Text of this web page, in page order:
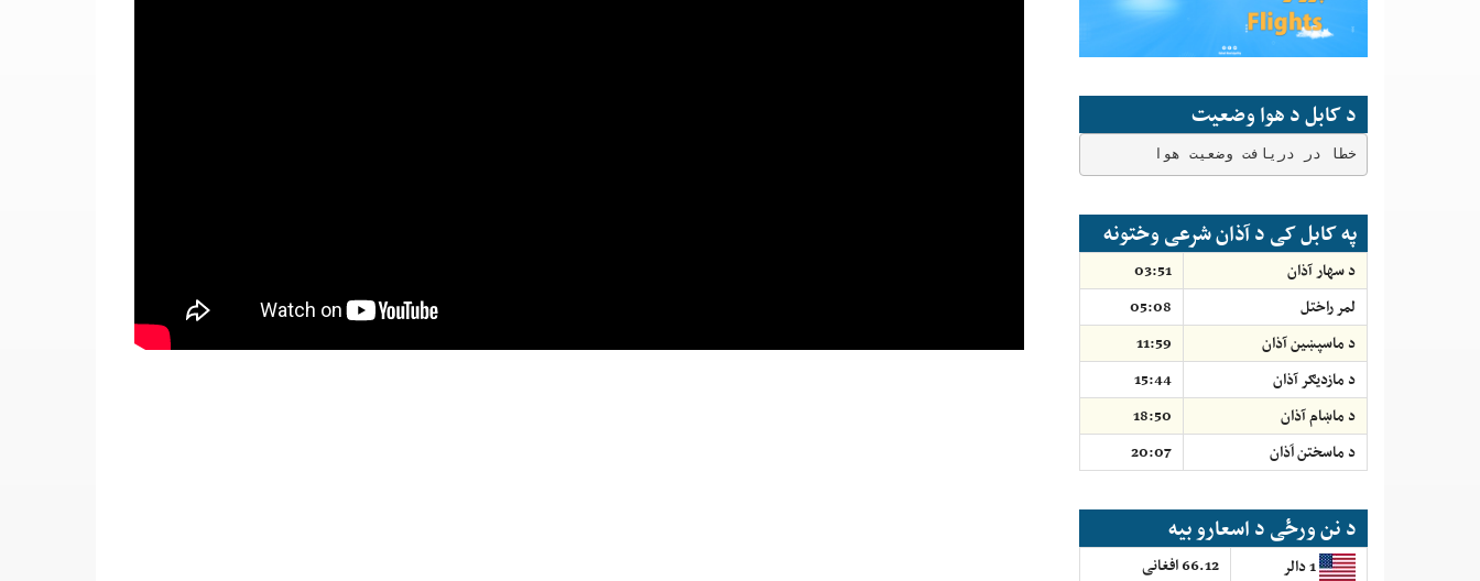
د کابل د هوا وضعیت
خطا در دریافت وضعیت هوا
په کابل کی د آذان شرعی وختونه
د سهار آذان
03:51
لمر راختل
05:08
د ماسپښين آذان
11:59
د مازديګر آذان
15:44
د ماښام آذان
18:50
د ماسختن اَذان
20:07
د نن ورځی د اسعارو بیه
66.12 افغانی